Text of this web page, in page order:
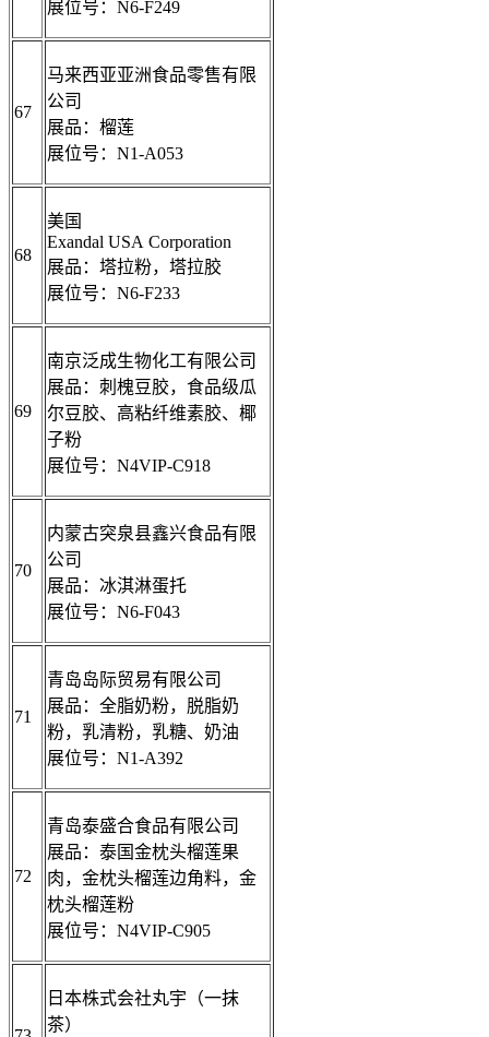
展位号：N6-F249
67
马来西亚亚洲食品零售有限
公司
展品：榴莲
展位号：N1-A053
68
美国
Exandal USA Corporation
展品：塔拉粉，塔拉胶
展位号：N6-F233
69
南京泛成生物化工有限公司
展品：刺槐豆胶，食品级瓜
尔豆胶、高粘纤维素胶、椰
子粉
展位号：N4VIP-C918
70
内蒙古突泉县鑫兴食品有限
公司
展品：冰淇淋蛋托
展位号：N6-F043
71
青岛岛际贸易有限公司
展品：全脂奶粉，脱脂奶
粉，乳清粉，乳糖、奶油
展位号：N1-A392
72
青岛泰盛合食品有限公司
展品：泰国金枕头榴莲果
肉，金枕头榴莲边角料，金
枕头榴莲粉
展位号：N4VIP-C905
日本株式会社丸宇（一抹
茶）